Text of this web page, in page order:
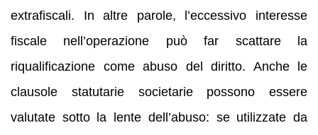
extrafiscali. In altre parole, l’eccessivo interesse
fiscale nell’operazione può far scattare la
riqualificazione come abuso del diritto. Anche le
clausole statutarie societarie possono essere
valutate sotto la lente dell’abuso: se utilizzate da